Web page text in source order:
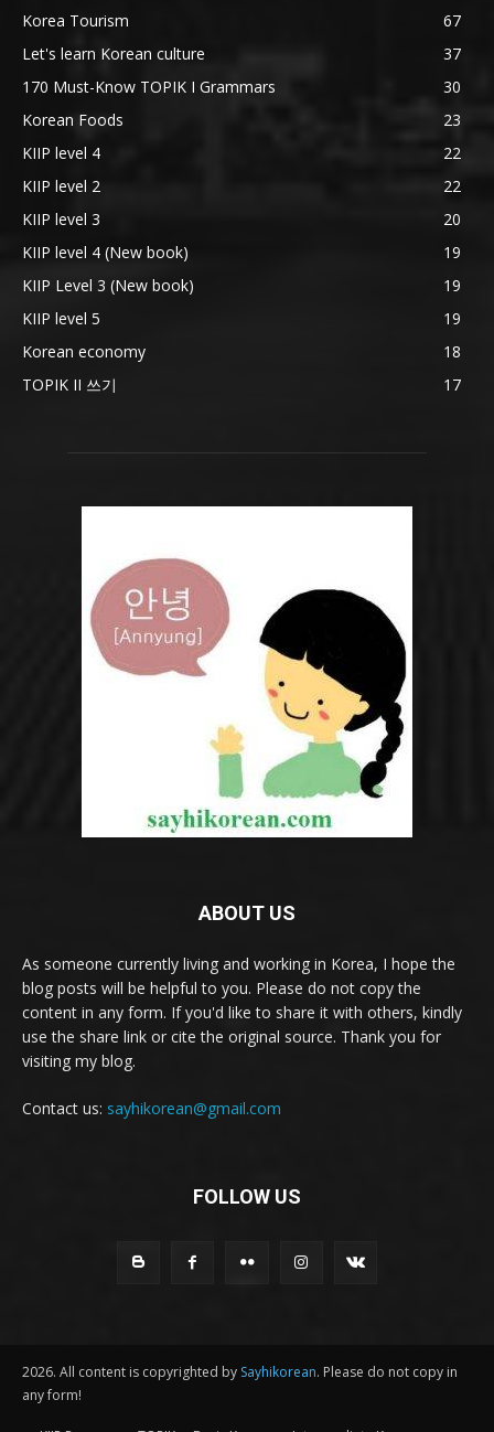
Korea Tourism
67
Let's learn Korean culture
37
170 Must-Know TOPIK I Grammars
30
Korean Foods
23
KIIP level 4
22
KIIP level 2
22
KIIP level 3
20
KIIP level 4 (New book)
19
KIIP Level 3 (New book)
19
KIIP level 5
19
Korean economy
18
TOPIK II 쓰기
17
ABOUT US
As someone currently living and working in Korea, I hope the
blog posts will be helpful to you. Please do not copy the
content in any form. If you'd like to share it with others, kindly
use the share link or cite the original source. Thank you for
visiting my blog.
Contact us: sayhikorean@gmail.com
FOLLOW US
2026. All content is copyrighted by Sayhikorean. Please do not copy in
any form!